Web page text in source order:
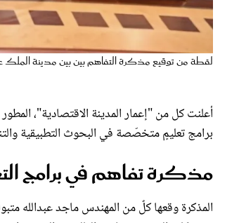
لقطة من توقيع مذكرة التفاهم بين بين مدينة الملك
أعلنت كل من "إعمار المدينة الاقتصادية"،
برامج تعليمٍ متخصّصة في البحوث التطبيقية
مذكرة تفاهم في برامج
المذكرة وقعها كلٌ من المهندس ماجد عبدالله